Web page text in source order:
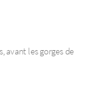
avant les gorges de